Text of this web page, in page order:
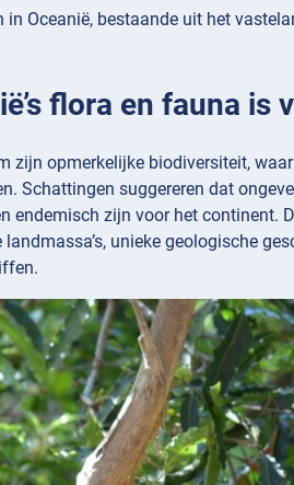
in Oceanië, bestaande uit het
flora en fauna is
zijn opmerkelijke biodiversiteit,
Schattingen suggereren dat
endemisch zijn voor het continent.
unieke geologische